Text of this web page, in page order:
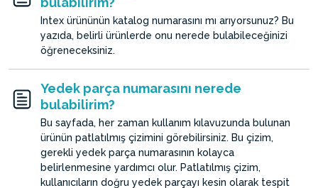
Intex ürününün katalog numarasını mı arıyorsunuz? Bu
yazıda, belirli ürünlerde onu nerede bulabileceğinizi
öğreneceksiniz.
Yedek parça numarasını nerede
bulabilirim?
Bu sayfada, her zaman kullanım kılavuzunda bulunan
ürünün patlatılmış çizimini görebilirsiniz. Bu çizim,
gerekli yedek parça numarasının kolayca
belirlenmesine yardımcı olur. Patlatılmış çizim,
kullanıcıların doğru yedek parçayı kesin olarak tespit